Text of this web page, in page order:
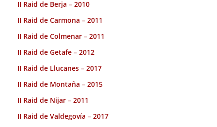
II Raid de Berja – 2010
II Raid de Carmona – 2011
II Raid de Colmenar – 2011
II Raid de Getafe – 2012
II Raid de Llucanes – 2017
II Raid de Montaña – 2015
II Raid de Nijar – 2011
II Raid de Valdegovía – 2017